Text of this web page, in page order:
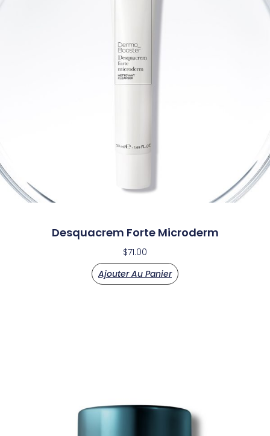
Desquacrem Forte Microderm
$71.00
Ajouter Au Panier